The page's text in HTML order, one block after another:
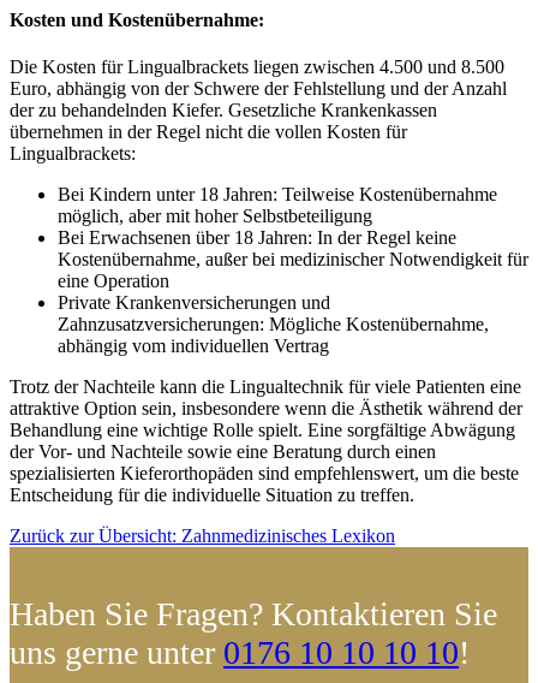
Kosten und Kostenübernahme:
Die Kosten für Lingualbrackets liegen zwischen 4.500 und 8.500
Euro, abhängig von der Schwere der Fehlstellung und der Anzahl
der zu behandelnden Kiefer. Gesetzliche Krankenkassen
übernehmen in der Regel nicht die vollen Kosten für
Lingualbrackets:
Bei Kindern unter 18 Jahren: Teilweise Kostenübernahme
möglich, aber mit hoher Selbstbeteiligung
Bei Erwachsenen über 18 Jahren: In der Regel keine
Kostenübernahme, außer bei medizinischer Notwendigkeit für
eine Operation
Private Krankenversicherungen und
Zahnzusatzversicherungen: Mögliche Kostenübernahme,
abhängig vom individuellen Vertrag
Trotz der Nachteile kann die Lingualtechnik für viele Patienten eine
attraktive Option sein, insbesondere wenn die Ästhetik während der
Behandlung eine wichtige Rolle spielt. Eine sorgfältige Abwägung
der Vor- und Nachteile sowie eine Beratung durch einen
spezialisierten Kieferorthopäden sind empfehlenswert, um die beste
Entscheidung für die individuelle Situation zu treffen.
Zurück zur Übersicht: Zahnmedizinisches Lexikon
Haben Sie Fragen? Kontaktieren Sie
uns gerne unter 0176 10 10 10 10!